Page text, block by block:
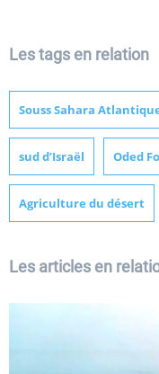
Les tags en relation
Souss Sahara
sud d’Israël Oded
Agriculture du désert
Les articles en